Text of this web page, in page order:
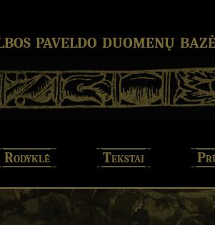
paveldo duomenų bazė
Rodyklė Tekstai